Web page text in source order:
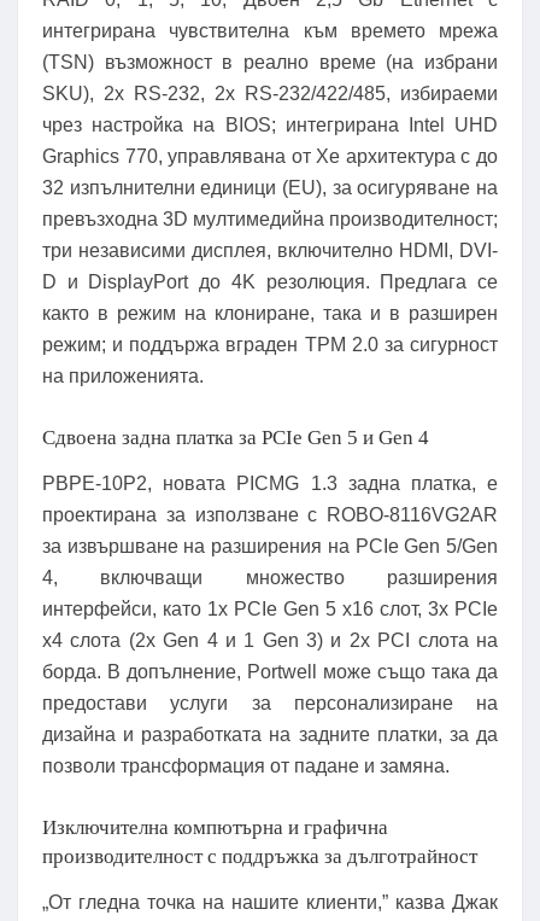
интегрирана чувствителна към времето мрежа
(TSN) възможност в реално време (на избрани
SKU), 2x RS-232, 2x RS-232/422/485, избираеми
чрез настройка на BIOS; интегрирана Intel UHD
Graphics 770, управлявана от Xe архитектура с до
32 изпълнителни единици (EU), за осигуряване на
превъзходна 3D мултимедийна производителност;
три независими дисплея, включително HDMI, DVI-
D и DisplayPort до 4K резолюция. Предлага се
както в режим на клониране, така и в разширен
режим; и поддържа вграден TPM 2.0 за сигурност
на приложенията.
Сдвоена задна платка за PCIe Gen 5 и Gen 4
PBPE-10P2, новата PICMG 1.3 задна платка, е
проектирана за използване с ROBO-8116VG2AR
за извършване на разширения на PCIe Gen 5/Gen
4, включващи множество разширения
интерфейси, като 1x PCIe Gen 5 x16 слот, 3x PCIe
x4 слота (2x Gen 4 и 1 Gen 3) и 2x PCI слота на
борда. В допълнение, Portwell може също така да
предостави услуги за персонализиране на
дизайна и разработката на задните платки, за да
позволи трансформация от падане и замяна.
Изключителна компютърна и графична
производителност с поддръжка за дълготрайност
„От гледна точка на нашите клиенти,” казва Джак